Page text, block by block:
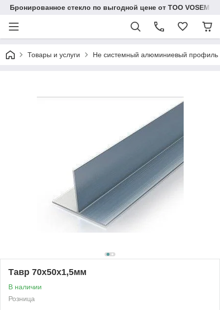
Бронированное стекло по выгодной цене от ТОО VOSEM
Товары и услуги Не системный алюминиевый профиль
Тавр 70х50х1,5мм
В наличии
Розница